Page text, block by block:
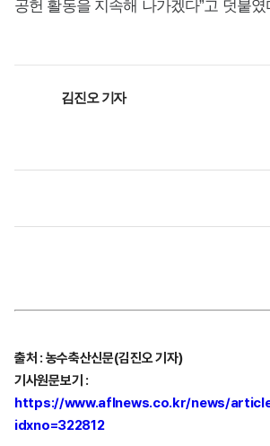
공헌 활동을 지속해 나가겠다”고 덧붙였
김진오 기자
출처 : 농수축산신문(김진오 기자)
기사원문보기 :
https://www.aflnews.co.kr/news/
idxno=322812